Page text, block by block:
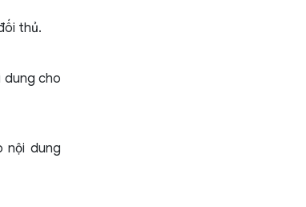
thủ.
dung cho
nội dung